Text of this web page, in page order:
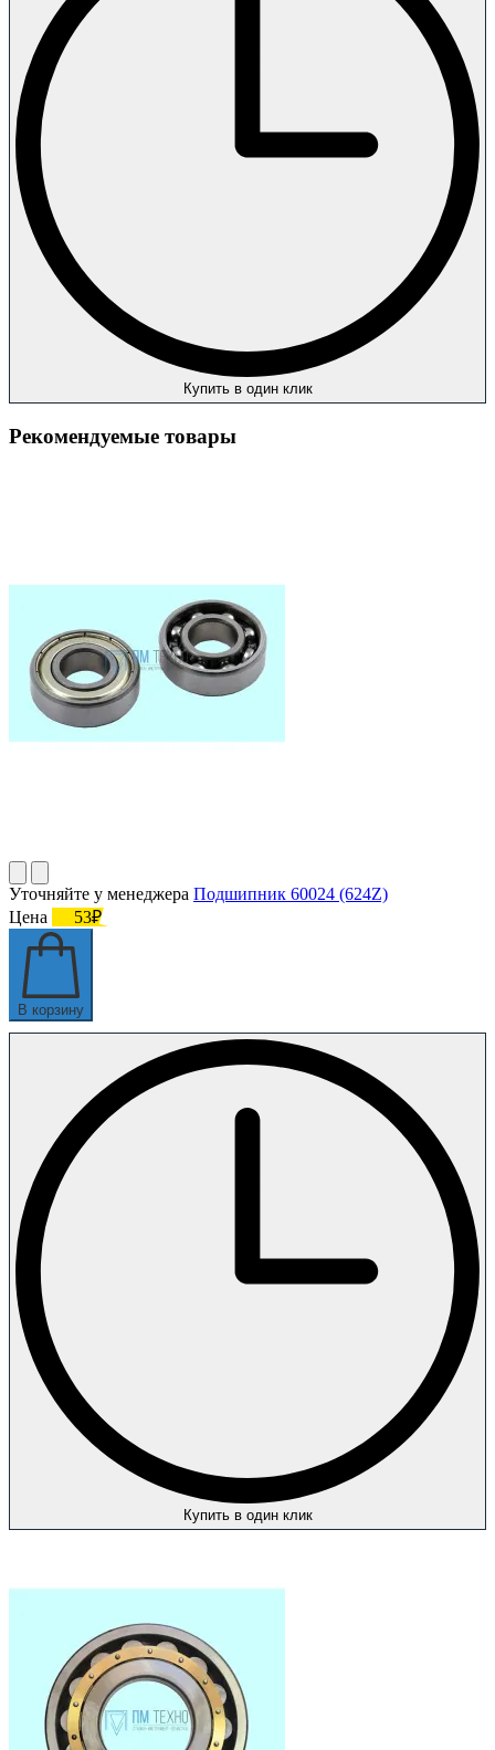
Купить в один клик
Рекомендуемые товары
Уточняйте у менеджера Подшипник 60024 (624Z)
Цена
53₽
В корзину
Купить в один клик